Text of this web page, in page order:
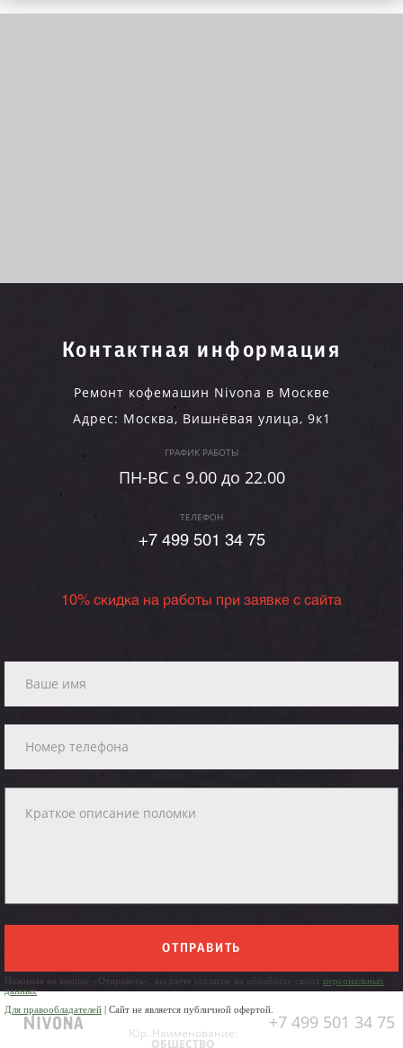
Контактная информация
Ремонт кофемашин Nivona в Москве
Адрес: Москва, Вишнёвая улица, 9к1
ГРАФИК РАБОТЫ
ПН-ВC c 9.00 до 22.00
ТЕЛЕФОН
+7 499 501 34 75
10% скидка на работы при заявке с сайта
ОТПРАВИТЬ
Нажимая на кнопку «Отправить», вы даете согласие на обработку своих персональных
данных
Для правообладателей | Сайт не является публичной офертой.
+7 499 501 34 75
Юр. Наименование:
ОБЩЕСТВО